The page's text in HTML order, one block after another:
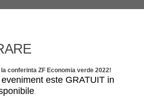
conferinta ZF Economia verde 2022!
este GRATUIT in
.